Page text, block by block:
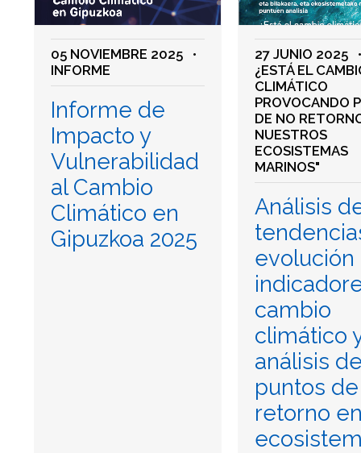
05 NOVIEMBRE 2025•
INFORME
Informe de
Impacto y
Vulnerabilidad
al Cambio
Climático en
Gipuzkoa 2025
27 JUNIO 2025
¿ESTÁ EL
CLIMÁTICO
PROVOCANDO
DE NO
NUESTROS
ECOSISTEMAS
MARINOS"
Análisis
evolución
cambio
climático
análisis
puntos
retorno